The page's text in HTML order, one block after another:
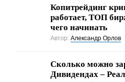
Копитрейдинг
работает, ТОП
чего начинать
Автор:Александр Орлов
Сколько можно
Дивидендах –